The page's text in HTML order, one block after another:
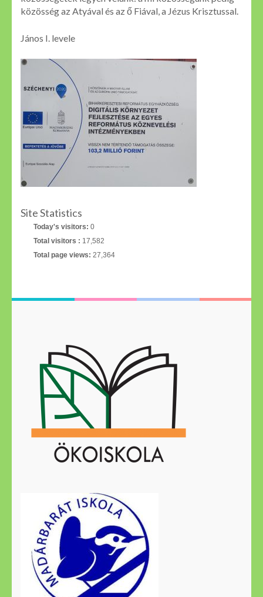
közösség az Atyával és az ő Fiával, a Jézus Krisztussal.
János I. levele
Site Statistics
Today's visitors: 0
Total visitors : 17,582
Total page views: 27,364